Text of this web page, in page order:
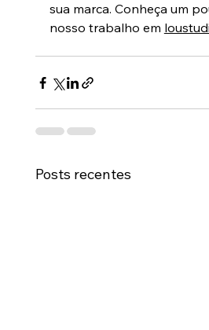
sua marca. Conheça um
nosso trabalho em
Posts recentes